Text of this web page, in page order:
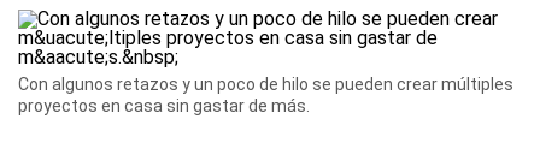
Con algunos retazos y un poco de hilo se pueden crear múltiples
proyectos en casa sin gastar de más.